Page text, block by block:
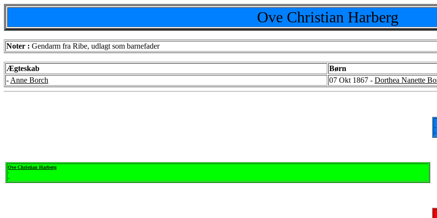
Ove Christian Harberg
Noter : Gendarm fra Ribe, udlagt som barnefader
Ægteskab
Børn
- Anne Borch 07 Okt 1867 - Dorthea Nanette
Ove Christian Harberg
-
-
-
-